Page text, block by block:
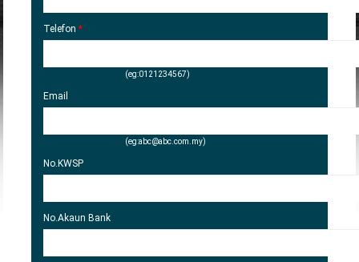
Telefon*
(eg:0121234567)
Email
(eg:abc@abc.com.my)
No.KWSP
No.Akaun Bank